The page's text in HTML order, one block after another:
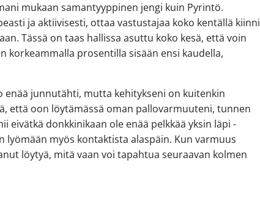
mukaan samantyyppinen jengi kuin Pyrintö.
ja aktiivisesti, ottaa vastustajaa koko kentällä kiinni
Tässä on taas hallissa asuttu koko kesä, että voin
korkeammalla prosentilla sisään ensi kaudella,
enää junnutähti, mutta kehitykseni on kuitenkin
että oon löytämässä oman pallovarmuuteni, tunnen
eivätkä donkkinikaan ole enää pelkkää yksin läpi -
lyömään myös kontaktista alaspäin. Kun varmuus
löytyä, mitä vaan voi tapahtua seuraavan kolmen